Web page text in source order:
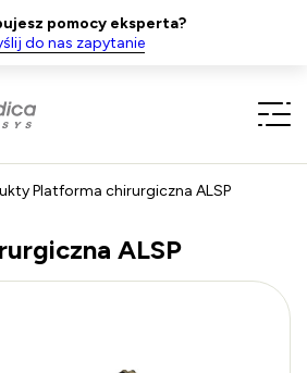
pomocy eksperta?
do nas zapytanie
Platforma chirurgiczna ALSP
ALSP